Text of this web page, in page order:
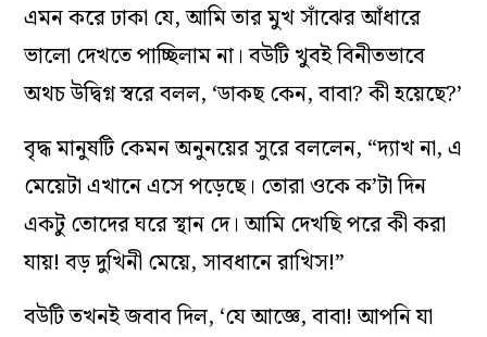
এমন করে ঢাকা যে, আমি তার মুখ সাঁঝের আঁধারে
ভালো দেখতে পাচ্ছিলাম না। বউটি খুবই বিনীতভাবে
অথচ উদ্বিগ্ন স্বরে বলল, ‘ডাকছ কেন, বাবা? কী হয়েছে?’
বৃদ্ধ মানুষটি কেমন অনুনয়ের সুরে বললেন, “দ্যাখ না, এ
মেয়েটা এখানে এসে পড়েছে। তোরা ওকে ক’টা দিন
একটু তোদের ঘরে স্থান দে। আমি দেখছি পরে কী করা
যায়! বড় দুখিনী মেয়ে, সাবধানে রাখিস!”
বউটি তখনই জবাব দিল, ‘যে আজ্ঞে, বাবা! আপনি যা